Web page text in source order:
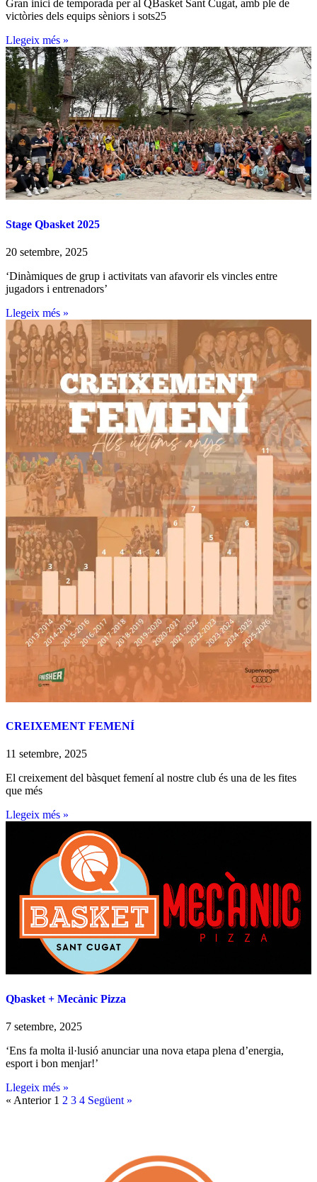
Gran inici de temporada per al QBasket Sant Cugat, amb ple de
victòries dels equips sèniors i sots25
Llegeix més »
Stage Qbasket 2025
20 setembre, 2025
‘Dinàmiques de grup i activitats van afavorir els vincles entre
jugadors i entrenadors’
Llegeix més »
CREIXEMENT FEMENÍ
11 setembre, 2025
El creixement del bàsquet femení al nostre club és una de les fites
que més
Llegeix més »
Qbasket + Mecànic Pizza
7 setembre, 2025
‘Ens fa molta il·lusió anunciar una nova etapa plena d’energia,
esport i bon menjar!’
Llegeix més »
« Anterior 1 2 3 4 Següent »